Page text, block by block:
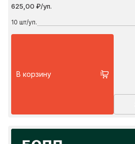
625,00 ₽/уп.
10 шт/уп.
В корзину